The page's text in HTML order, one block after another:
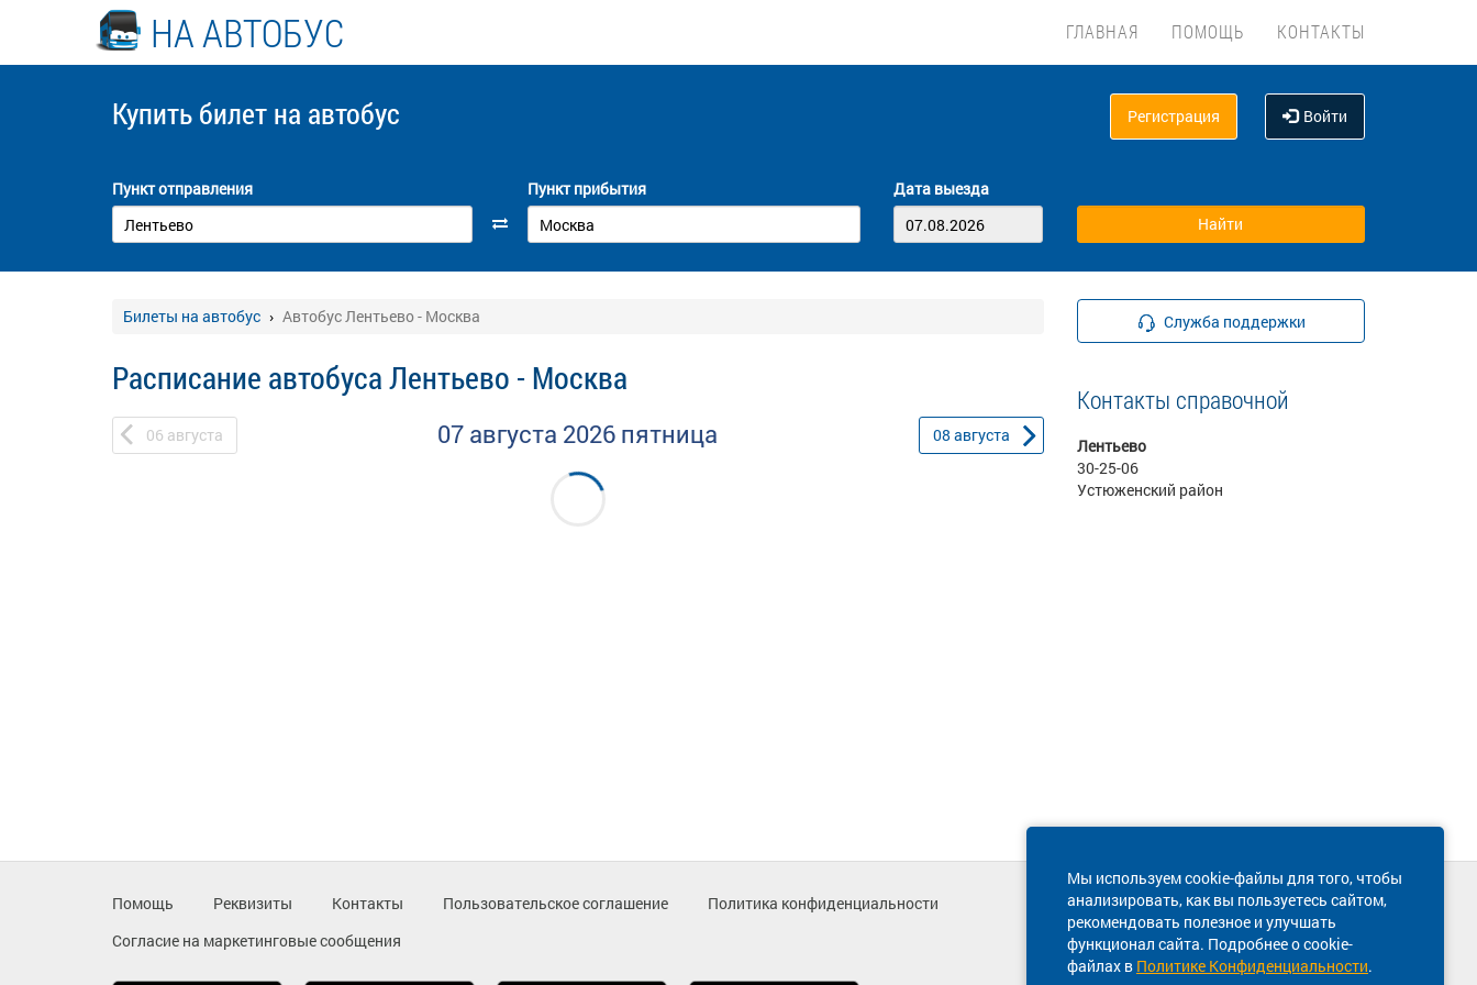
НА АВТОБУС ГЛАВНАЯ ПОМОЩЬ КОНТАКТЫ
Купить билет на автобус Регистрация Войти
Пункт отправления Пункт прибытия Дата выезда
Билеты на автобус Автобус Лентьево - Москва
Расписание автобуса Лентьево - Москва
06 августа 07 августа 2026 пятница 08 августа
Служба поддержки
Контакты справочной
Лентьево
30-25-06
Устюженский район
Мы используем cookie-файлы для того, чтобы
анализировать, как вы пользуетесь сайтом,
рекомендовать полезное и улучшать
функционал сайта. Подробнее о cookie-
файлах в Политике Конфиденциальности.
Помощь Реквизиты Контакты Пользовательское соглашение
Политика конфиденциальности
Согласие на маркетинговые сообщения
Техническая поддержка сайта
8 800 600-03-38